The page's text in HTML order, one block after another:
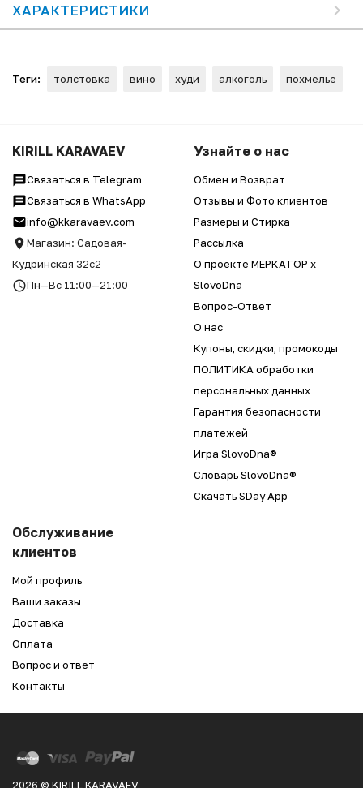
ХАРАКТЕРИСТИКИ
Теги: толстовка вино худи алкоголь похмелье
KIRILL KARAVAEV
Связаться в Telegram
Связаться в WhatsApp
info@kkaravaev.com
Магазин: Садовая-
Кудринская 32с2
Пн—Вс 11:00—21:00
Узнайте о нас
Обмен и Возврат
Отзывы и Фото клиентов
Размеры и Стирка
Рассылка
О проекте МЕРКАТОР x
SlovoDna
Вопрос-Ответ
О нас
Купоны, скидки, промокоды
ПОЛИТИКА обработки
персональных данных
Гарантия безопасности
платежей
Игра SlovoDna®
Словарь SlovoDna®
Скачать SDay App
Обслуживание
клиентов
Мой профиль
Ваши заказы
Доставка
Оплата
Вопрос и ответ
Контакты
2026 © KIRILL KARAVAEV